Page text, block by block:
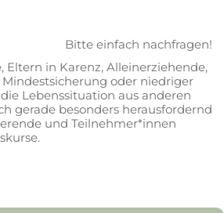
Bitte einfach nachfragen!
Eltern in Karenz, Alleinerziehende,
oder niedriger
Lebenssituation aus anderen
gerade besonders herausfordernd
und Teilnehmer*innen